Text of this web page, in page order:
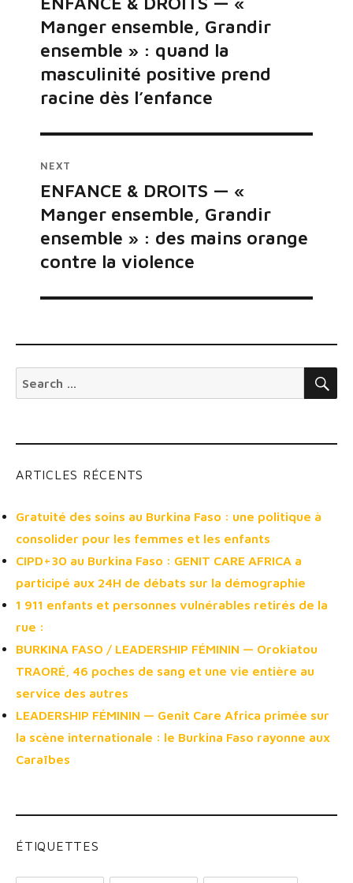
l’article
post:
Manger ensemble, Grandir
ensemble » : quand la
masculinité positive prend
racine dès l’enfance
NEXT
Next
post:
ENFANCE & DROITS — «
Manger ensemble, Grandir
ensemble » : des mains orange
contre la violence
Search
for:
ARTICLES RÉCENTS
Gratuité des soins au Burkina Faso : une politique à
consolider pour les femmes et les enfants
CIPD+30 au Burkina Faso : GENIT CARE AFRICA a
participé aux 24H de débats sur la démographie
1 911 enfants et personnes vulnérables retirés de la
rue :
BURKINA FASO / LEADERSHIP FÉMININ — Orokiatou
TRAORÉ, 46 poches de sang et une vie entière au
service des autres
LEADERSHIP FÉMININ — Genit Care Africa primée sur
la scène internationale : le Burkina Faso rayonne aux
Caraïbes
ÉTIQUETTES